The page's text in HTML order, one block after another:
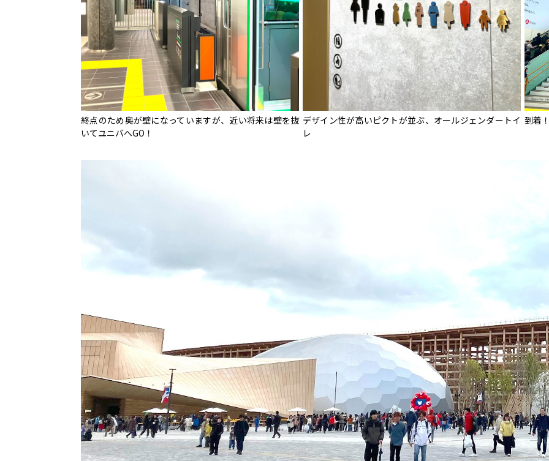
終点のため奥が壁になっていますが、近い将来は壁を抜
いてユニバへGO！
デザイン性が高いピクトが並ぶ、オールジェンダートイ
レ
到着